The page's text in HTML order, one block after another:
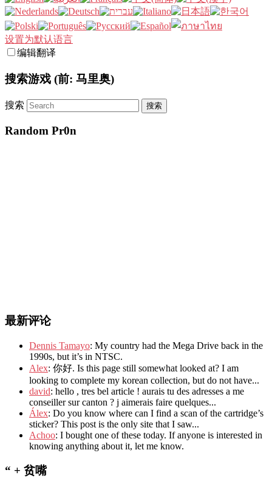
设置为默认语言
编辑翻译
搜索游戏 (前: 马里奥)
搜索
Random Pr0n
最新评论
Dennis Tamayo: My country had the Mega Drive back in the
1990s, but it’s in NTSC.
Alex: 你好. Is this page still somewhat looked at? I am
looking to complete my korean collection, but do not have...
david: hello , tres bel article ! aurais tu des adresses a me
conseiller sur canton ? j aimerais faire quelques...
Álex: Do you know where can I find a scan of the cartridge’s
sticker? This post is the only site that I saw...
Achoo: I bought one of these today. If anyone is interested in
knowing anything about it, let me know.
“ + 贫嘴